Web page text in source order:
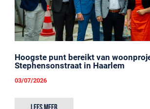
Hoogste punt bereikt van
Stephensonstraat in Haarlem
03/07/2026